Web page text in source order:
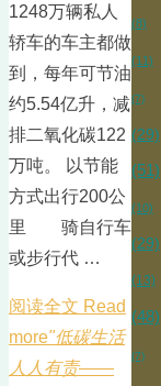
1248万辆私人
轿车的车主都做
到，每年可节油
约5.54亿升，减
排二氧化碳122
万吨。 以节能
方式出行200公
里 骑自行车
或步行代 …
阅读全文 Read
more"低碳生活
人人有责——
(8)
(11)
(7)
(29)
(51)
(10)
(29)
(13)
(48)
(7)